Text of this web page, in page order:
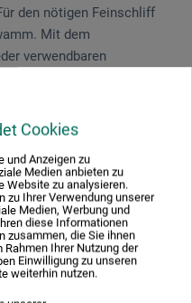
Cookies
und Anzeigen zu
Medien anbieten zu
Website zu analysieren.
zu Ihrer Verwendung unserer
Medien, Werbung und
diese Informationen
zusammen, die Sie ihnen
Ihrer Nutzung der
Einwilligung zu unseren
weiterhin nutzen.
den nötigen Feinschliff
Mit dem
verwendbaren
teiliges Albaluz
in flach,
2 Bogen
180 Korn), 60 ml
12,5 Liter-Eimer mit